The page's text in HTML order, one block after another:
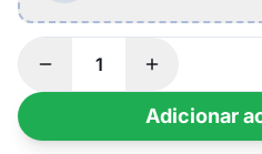
Adicionar